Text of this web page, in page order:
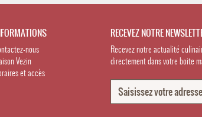
nous
Vezin
et accès
RECEVEZ NOTRE
Recevez notre actualité
directement dans votre boite